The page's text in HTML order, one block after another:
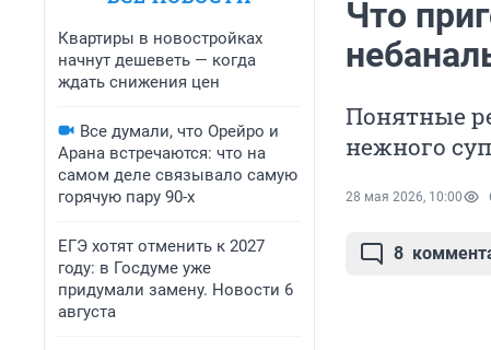
Квартиры в новостройках
начнут дешеветь — когда
ждать снижения цен
Все думали, что Орейро и
Арана встречаются: что на
самом деле связывало самую
горячую пару 90-х
ЕГЭ хотят отменить к 2027
году: в Госдуме уже
придумали замену. Новости 6
августа
Что
Понятные
нежного
28 мая 2026, 10:00
8